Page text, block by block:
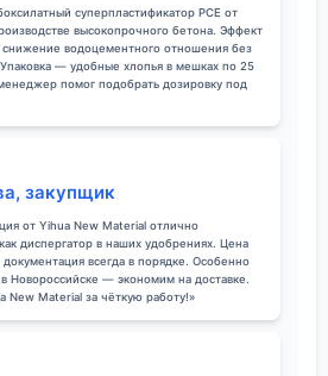
суперпластификатор PCE от
высокопрочного бетона. Эффект
водоцементного отношения без
— удобные хлопья в мешках по 25
помог подобрать дозировку под
закупщик
от Yihua New Material отлично
диспергатор в наших удобрениях. Цена
всегда в порядке. Особенно
Новороссийске — экономим на доставке.
New Material за чёткую работу!»